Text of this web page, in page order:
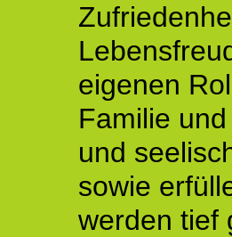
eigenen
Familie
und
sowie
werden tief